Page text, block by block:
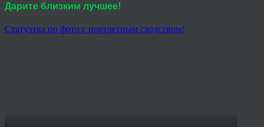
Дарите близким лучшее!
Статуэтка по фото с портретным сходством!